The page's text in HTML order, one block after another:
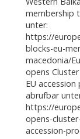
membership
unter:
https://
blocks-eu-
macedonia/
opens
EU
abrufbar
https://
opens-
accession-